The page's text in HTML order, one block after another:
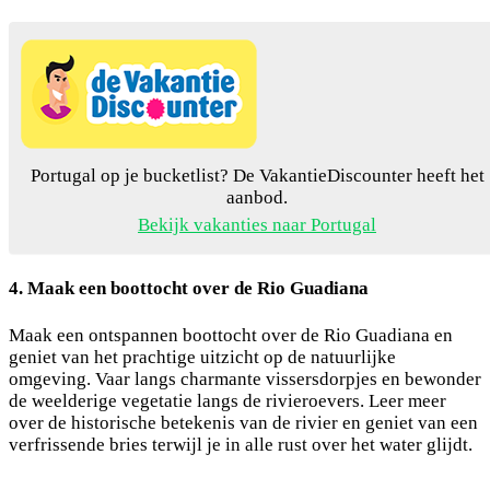
Portugal op je bucketlist? De VakantieDiscounter heeft het
aanbod.
Bekijk vakanties naar Portugal
4. Maak een boottocht over de Rio Guadiana
Maak een ontspannen boottocht over de Rio Guadiana en
geniet van het prachtige uitzicht op de natuurlijke
omgeving. Vaar langs charmante vissersdorpjes en bewonder
de weelderige vegetatie langs de rivieroevers. Leer meer
over de historische betekenis van de rivier en geniet van een
verfrissende bries terwijl je in alle rust over het water glijdt.